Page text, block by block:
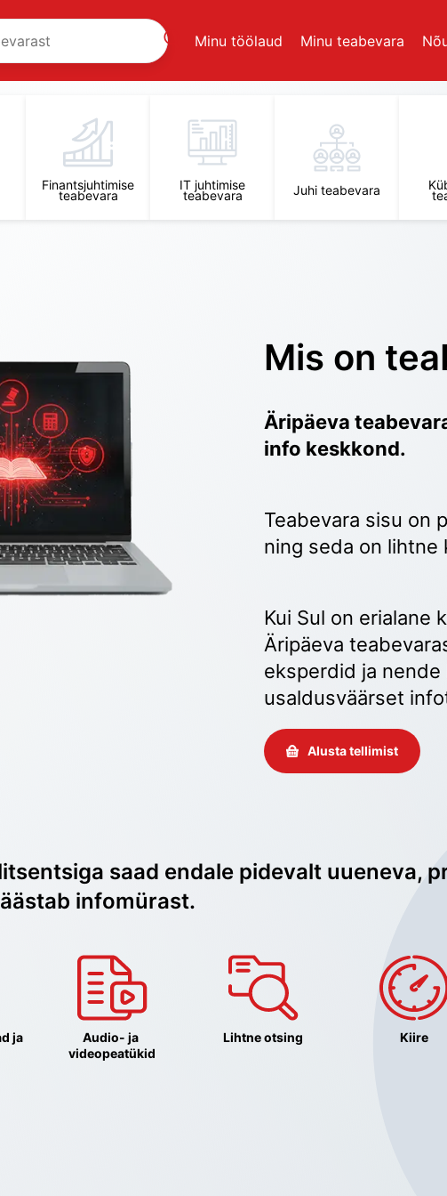
Minu töölaud Minu teabevara
Finantsjuhtimise
teabevara
IT juhtimise
teabevara Juhi teabevara
Mis on
Äripäeva
info keskkond.
Teabevara sisu on
ning seda on lihtne
Kui Sul on erialane
Äripäeva
eksperdid ja
usaldusväärset
Alusta tellimist
saad endale pidevalt uueneva,
infomürast.
ja
Audio- ja
videopeatükid
Lihtne otsing Kiire